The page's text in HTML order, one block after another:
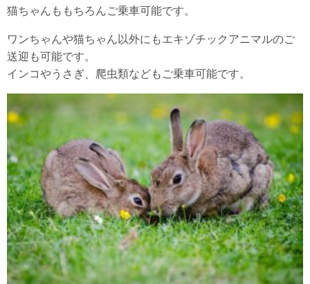
猫ちゃんももちろんご乗車可能です。
ワンちゃんや猫ちゃん以外にもエキゾチックアニマルのご
送迎も可能です。
インコやうさぎ、爬虫類などもご乗車可能です。